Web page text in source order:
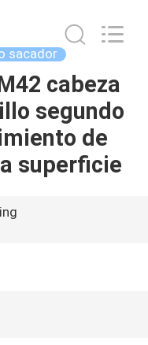
sacador
cabeza
segundo
de
superficie